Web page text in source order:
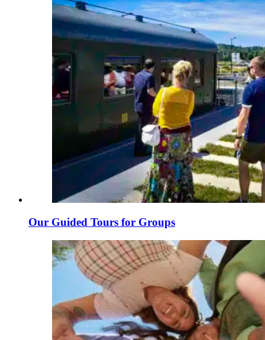
Our Guided Tours for Groups